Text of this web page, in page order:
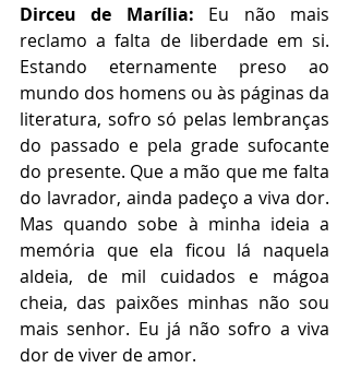
Dirceu de Marília: Eu não mais
reclamo a falta de liberdade em si.
Estando eternamente preso ao
mundo dos homens ou às páginas da
literatura, sofro só pelas lembranças
do passado e pela grade sufocante
do presente. Que a mão que me falta
do lavrador, ainda padeço a viva dor.
Mas quando sobe à minha ideia a
memória que ela ficou lá naquela
aldeia, de mil cuidados e mágoa
cheia, das paixões minhas não sou
mais senhor. Eu já não sofro a viva
dor de viver de amor.